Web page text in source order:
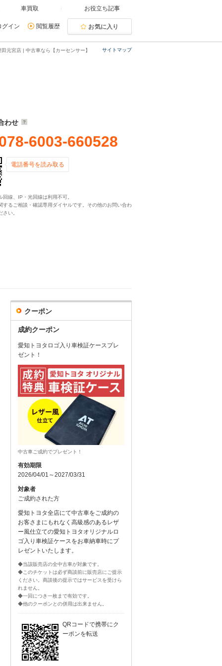
車買取 お役立ち記事
グイン 閲覧履歴 お気に入り
サイトマップ
元宮店 | 中古車なら【カーセンサー】
わせ
6003-660528
電話番号を読み取る
線、IP・光回線は利用不可。
するご相談・確認専用ダイヤルです。その他のお問い合わ
さい。
クーポン
成約クーポン
愛知トヨタロゴ入り車検証ケースプレ
ゼント！
中古車ご成約でプレゼント！
有効期限
2026/04/01～2027/03/31
対象者
ご成約された方
愛知トヨタ全店にて中古車をご成約の
お客さまにもれなく高級感のあるレザ
ー風仕立ての愛知トヨタオリジナルロ
ゴ入り車検証ケースをお車納車時にプ
レゼントいたします。
◆当該販売店の全中古車が対象です。
◆このチケットは必ず商談前に販売店にご提示
ください。商談後の提示ではサービスを受けら
れません。
◆一回につき一枚まで有効です。
◆他のクーポンとの併用は出来ません。
QRコードで携帯にク
ーポンを転送